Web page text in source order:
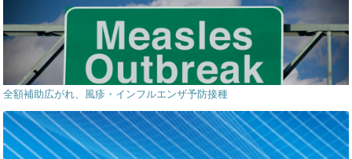
全額補助広がれ、風疹・インフルエンザ予防接種